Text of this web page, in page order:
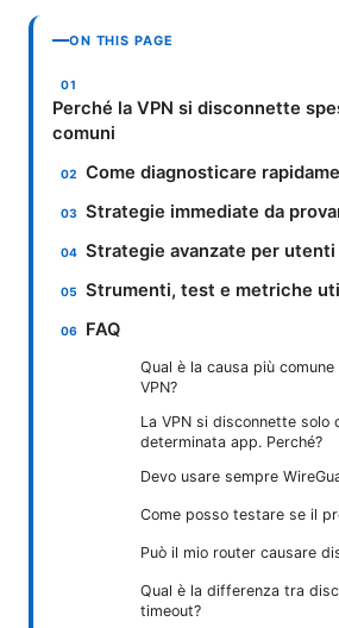
ON THIS PAGE
Perché la VPN si disconnette
comuni
Come diagnosticare
Strategie immediate da
Strategie avanzate per
Strumenti, test e metriche
FAQ
Qual è la causa più
VPN?
La VPN si disconnette solo
determinata app. Perché?
Devo usare sempre
Come posso testare se il
Può il mio router causare
Qual è la differenza tra
timeout?